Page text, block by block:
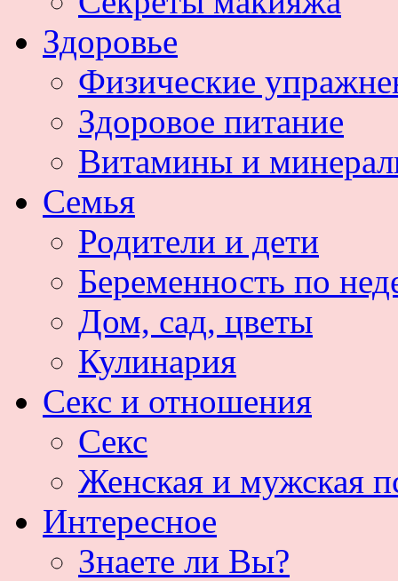
Здоровье
Физические
Здоровое питание
Витамины и
Семья
Родители и дети
Беременность по
Дом, сад, цветы
Кулинария
Секс и отношения
Секс
Женская и мужская
Интересное
Знаете ли Вы?